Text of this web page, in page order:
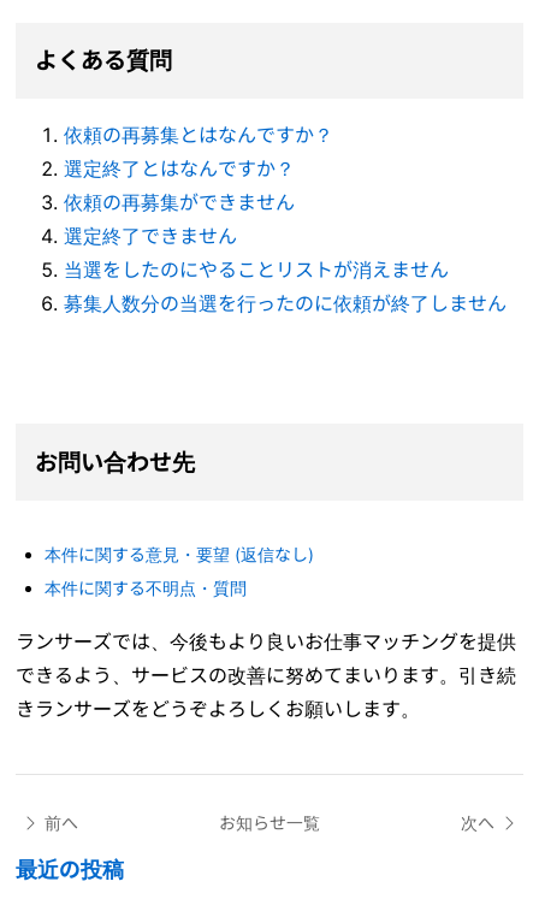
よくある質問
依頼の再募集とはなんですか？
選定終了とはなんですか？
依頼の再募集ができません
選定終了できません
当選をしたのにやることリストが消えません
募集人数分の当選を行ったのに依頼が終了しません
お問い合わせ先
本件に関する意見・要望 (返信なし)
本件に関する不明点・質問
ランサーズでは、今後もより良いお仕事マッチングを提供
できるよう、サービスの改善に努めてまいります。引き続
きランサーズをどうぞよろしくお願いします。
前へ お知らせ一覧 次へ
最近の投稿